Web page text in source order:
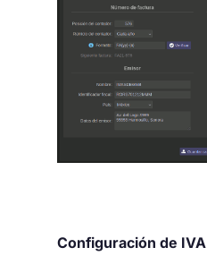
Configuración de IVA